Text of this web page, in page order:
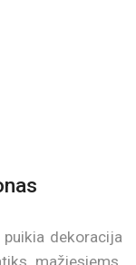
dekoracija